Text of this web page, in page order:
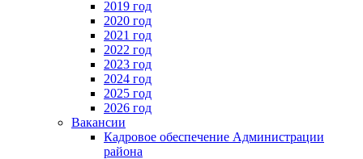
2019 год
2020 год
2021 год
2022 год
2023 год
2024 год
2025 год
2026 год
Вакансии
Кадровое обеспечение Администрации
района